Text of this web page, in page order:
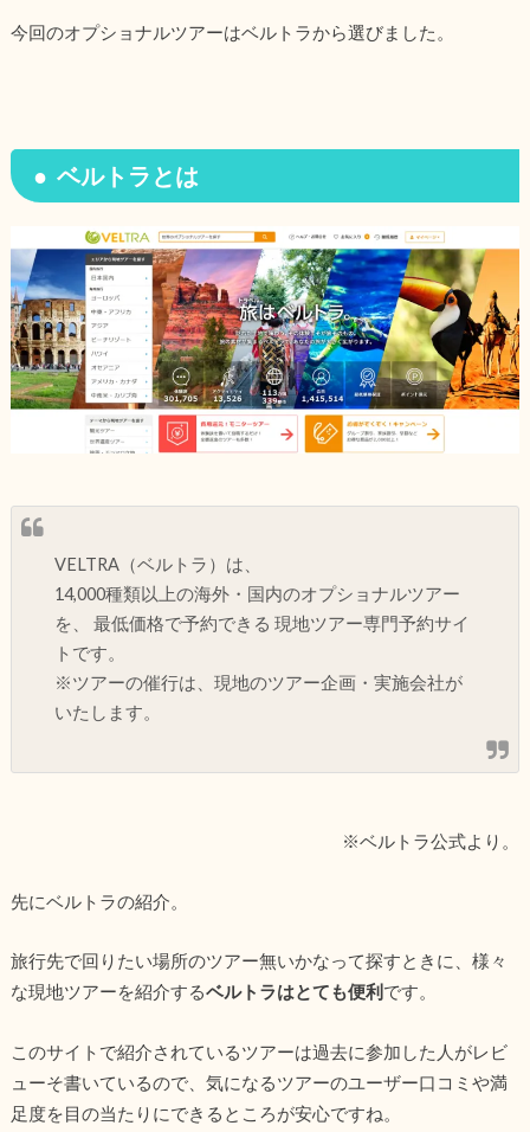
今回のオプショナルツアーはベルトラから選びました。
ベルトラとは
VELTRA（ベルトラ）は、
14,000種類以上の海外・国内のオプショナルツアー
を、 最低価格で予約できる 現地ツアー専門予約サイ
トです。
※ツアーの催行は、現地のツアー企画・実施会社が
いたします。
※ベルトラ公式より。
先にベルトラの紹介。
旅行先で回りたい場所のツアー無いかなって探すときに、様々
な現地ツアーを紹介するベルトラはとても便利です。
このサイトで紹介されているツアーは過去に参加した人がレビ
ューそ書いているので、気になるツアーのユーザー口コミや満
足度を目の当たりにできるところが安心ですね。